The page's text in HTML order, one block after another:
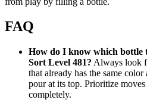
FAQ
How do I know which
Sort Level 481? Always look
that already has the same
pour at its top. Prioritize
completely.